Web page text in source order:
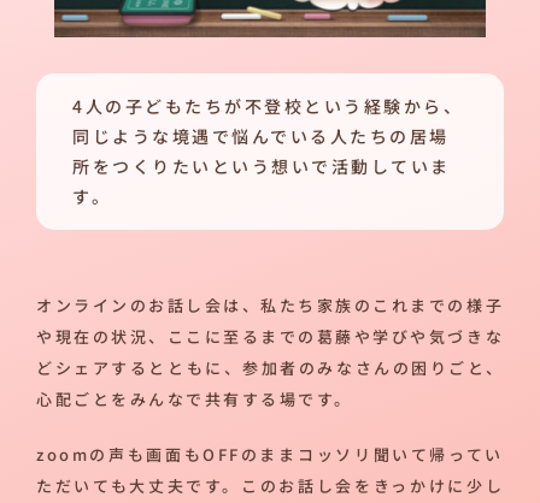
4人の子どもたちが不登校という経験から、
同じような境遇で悩んでいる人たちの居場
所をつくりたいという想いで活動していま
す。
オンラインのお話し会は、私たち家族のこれまでの様子
や現在の状況、ここに至るまでの葛藤や学びや気づきな
どシェアするとともに、参加者のみなさんの困りごと、
心配ごとをみんなで共有する場です。
zoomの声も画面もOFFのままコッソリ聞いて帰ってい
ただいても大丈夫です。このお話し会をきっかけに少し